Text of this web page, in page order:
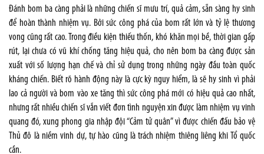
Ðánh bom ba càng phải là những chiến sĩ mưu trí, quả cảm, sẵn sàng hy sinh
để hoàn thành nhiệm vụ. Bởi sức công phá của bom rất lớn và tỷ lệ thương
vong cũng rất cao. Trong điều kiện thiếu thốn, khó khăn mọi bề, thời gian gấp
rút, lại chưa có vũ khí chống tăng hiệu quả, cho nên bom ba càng được sản
xuất với số lượng hạn chế và chỉ sử dụng trong những ngày đầu toàn quốc
kháng chiến. Biết rõ hành động này là cực kỳ nguy hiểm, là sẽ hy sinh vì phải
lao cả người và bom vào xe tăng thì sức công phá mới có hiệu quả cao nhất,
nhưng rất nhiều chiến sĩ vẫn viết đơn tình nguyện xin được làm nhiệm vụ vinh
quang đó, xung phong gia nhập đội “Cảm tử quân” vì được chiến đấu bảo vệ
Thủ đô là niềm vinh dự, tự hào cũng là trách nhiệm thiêng liêng khi Tổ quốc
cần.